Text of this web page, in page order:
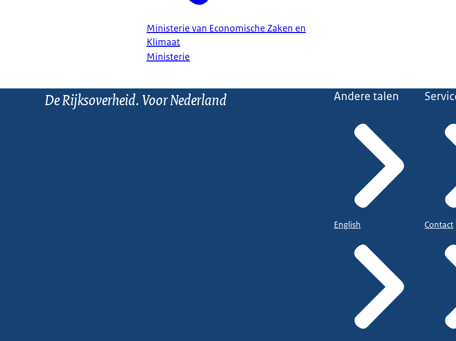
Ministerie van Economische Zaken en
Klimaat
Ministerie
De Rijksoverheid. Voor Nederland Andere talen
English Contact